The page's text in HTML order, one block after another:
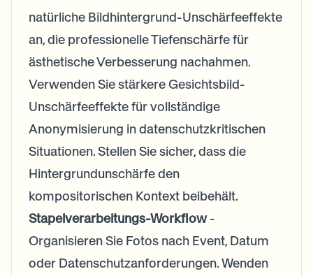
natürliche Bildhintergrund-Unschärfeeffekte
an, die professionelle Tiefenschärfe für
ästhetische Verbesserung nachahmen.
Verwenden Sie stärkere Gesichtsbild-
Unschärfeeffekte für vollständige
Anonymisierung in datenschutzkritischen
Situationen. Stellen Sie sicher, dass die
Hintergrundunschärfe den
kompositorischen Kontext beibehält.
Stapelverarbeitungs-Workflow-
Organisieren Sie Fotos nach Event, Datum
oder Datenschutzanforderungen. Wenden